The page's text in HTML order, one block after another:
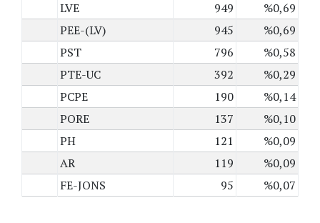
LVE
949
%0,69
PEE-(LV)
945
%0,69
PST
796
%0,58
PTE-UC
392
%0,29
PCPE
190
%0,14
PORE
137
%0,10
PH
121
%0,09
AR
119
%0,09
FE-JONS
95 %0,07